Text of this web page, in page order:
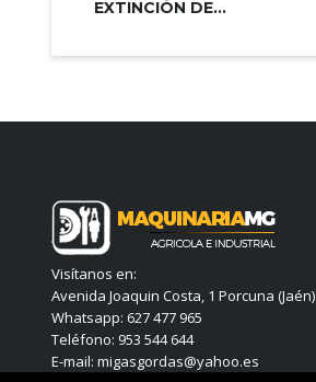
EXTINCIÓN DE...
Visítanos en:
Avenida Joaquin Costa, 1 Porcuna (Jaén)
Whatsapp: 627 477 965
Teléfono: 953 544 644
E-mail: migasgordas@yahoo.es